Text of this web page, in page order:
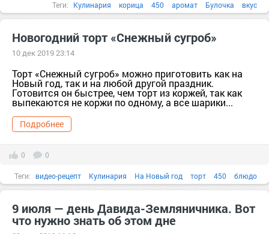
Теги: Кулинария корица 450 аромат Булочка вкус
Новогодний торт «Снежный сугроб»
10 дек 2019 23:14
Торт «Снежный сугроб» можно приготовить как на
Новый год, так и на любой другой праздник.
Готовится он быстрее, чем торт из коржей, так как
выпекаются не коржи по одному, а все шарики...
Подробнее
0 0
Теги: видео-рецепт Кулинария На Новый год торт 450 блюдо
9 июля — день Давида-Земляничника. Вот
что нужно знать об этом дне